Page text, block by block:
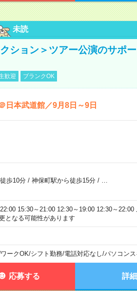
未読
ション＞ツアー公演のサポ
歓迎 ブランクOK
日本武道館／9月8日～9日
歩10分/ 神保町駅から徒歩15分/
15:30～21:00 12:30～19:00 12:30～22:00
となる可能性があります
ークOK/シフト勤務/電話対応なし/パソコン
応募する 詳